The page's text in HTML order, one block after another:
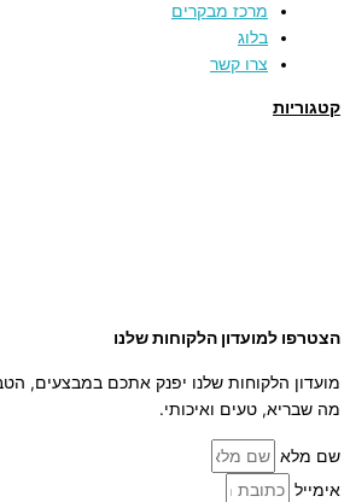
מרכז מבקרים
בלוג
צרו קשר
קטגוריות
הצטרפו למועדון הלקוחות שלנו
מועדון הלקוחות שלנו יפנק אתכם במבצעים,
מה שבריא, טעים ואיכותי.
שם מלא
אימייל